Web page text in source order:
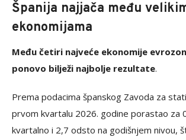
Španija najjača među
ekonomijama
Među četiri najveće ekonomije
ponovo bilježi najbolje rezultate.
Prema podacima španskog Zavoda za
prvom kvartalu 2026. godine porastao za
kvartalno i 2,7 odsto na godišnjem nivou,